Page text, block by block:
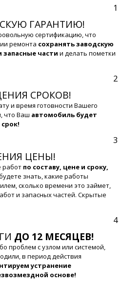
1
ГАРАНТИЮ!
сертификацию, что
ремонта сохранять заводскую
части и делать пометки
2
СРОКОВ!
и время готовности Вашего
что Ваш автомобиль будет
3
ЦЕНЫ!
работ по составу, цене и сроку,
знать, какие работы
сколько времени это займет,
и запасных частей. Скрытые
4
ДО 12 МЕСЯЦЕВ!
проблем с узлом или системой,
в период действия
устранение
основе!